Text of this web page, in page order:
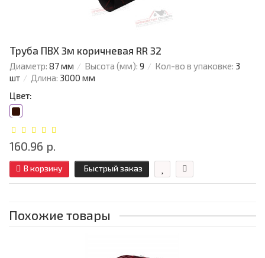
Труба ПВХ 3м коричневая RR 32
Диаметр: 87 мм Высота (мм): 9 Кол-во в упаковке: 3
шт
Длина: 3000 мм
Цвет:
160.96 р.
В корзину Быстрый заказ
Похожие товары